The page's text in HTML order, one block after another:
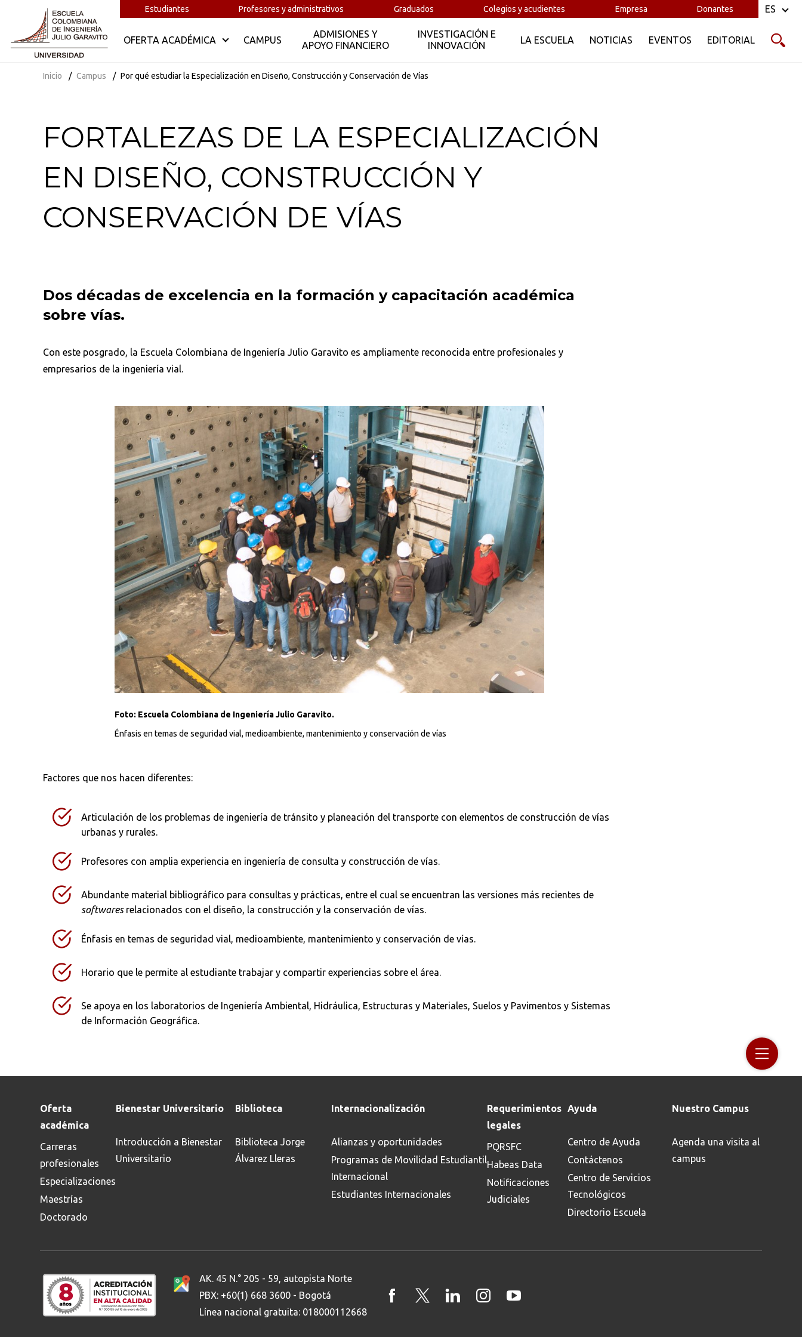
Estudiantes Profesores y administrativos Graduados Colegios y acudientes Empresa Donantes
OFERTA ACADÉMICA CAMPUS
ADMISIONES Y
APOYO FINANCIERO
INVESTIGACIÓN E
INNOVACIÓN
LA ESCUELA NOTICIAS EVENTOS EDITORIAL
ES
Inicio Campus Por qué estudiar la Especialización en Diseño, Construcción y Conservación de Vías
FORTALEZAS DE LA ESPECIALIZACIÓN
EN DISEÑO, CONSTRUCCIÓN Y
CONSERVACIÓN DE VÍAS
Dos décadas de excelencia en la formación y capacitación académica
sobre vías.
Con este posgrado, la Escuela Colombiana de Ingeniería Julio Garavito es ampliamente reconocida entre profesionales y
empresarios de la ingeniería vial.
Foto: Escuela Colombiana de Ingeniería Julio Garavito.
Énfasis en temas de seguridad vial, medioambiente, mantenimiento y conservación de vías
Factores que nos hacen diferentes:
Articulación de los problemas de ingeniería de tránsito y planeación del transporte con elementos de construcción de vías
urbanas y rurales.
Profesores con amplia experiencia en ingeniería de consulta y construcción de vías.
Abundante material bibliográfico para consultas y prácticas, entre el cual se encuentran las versiones más recientes de
softwaresrelacionados con el diseño, la construcción y la conservación de vías.
Énfasis en temas de seguridad vial, medioambiente, mantenimiento y conservación de vías.
Horario que le permite al estudiante trabajar y compartir experiencias sobre el área.
Se apoya en los laboratorios de Ingeniería Ambiental, Hidráulica, Estructuras y Materiales, Suelos y Pavimentos y Sistemas
de Información Geográfica.
Busca en la escuela
¿Qué buscas? Buscar en:
Oferta
académica
Carreras
profesionales
Especializaciones
Maestrías
Doctorado
Bienestar Universitario
Introducción a Bienestar
Universitario
Biblioteca
Biblioteca Jorge
Álvarez Lleras
Internacionalización
Alianzas y oportunidades
Programas de Movilidad Estudiantil
Internacional
Estudiantes Internacionales
Requerimientos
legales
PQRSFC
Habeas Data
Notificaciones
Judiciales
Ayuda
Centro de Ayuda
Contáctenos
Centro de Servicios
Tecnológicos
Directorio Escuela
Nuestro Campus
Agenda una visita al
campus
AK. 45 N.° 205 - 59, autopista Norte
PBX: +60(1) 668 3600 - Bogotá
Línea nacional gratuita: 018000112668